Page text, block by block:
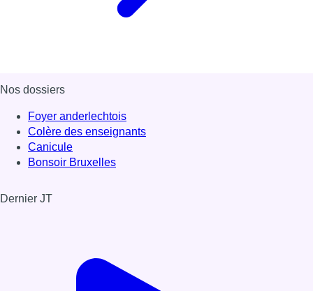
Nos dossiers
Foyer anderlechtois
Colère des enseignants
Canicule
Bonsoir Bruxelles
Dernier JT